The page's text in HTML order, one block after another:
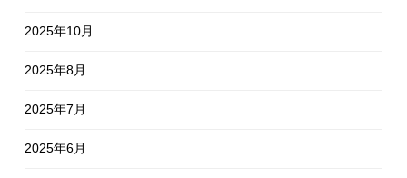
2025年10月
2025年8月
2025年7月
2025年6月